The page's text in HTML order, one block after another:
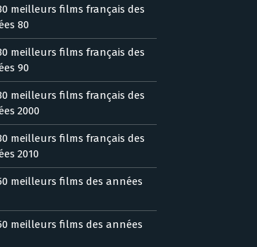
meilleurs films français des
80
meilleurs films français des
90
meilleurs films français des
2000
meilleurs films français des
2010
meilleurs films des années
meilleurs films des années